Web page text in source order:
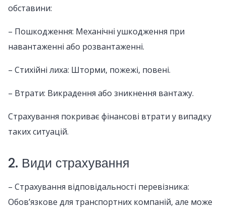
обставини:
– Пошкодження: Механічні ушкодження при
навантаженні або розвантаженні.
– Стихійні лиха: Шторми, пожежі, повені.
– Втрати: Викрадення або зникнення вантажу.
Страхування покриває фінансові втрати у випадку
таких ситуацій.
2. Види страхування
– Страхування відповідальності перевізника:
Обов’язкове для транспортних компаній, але може